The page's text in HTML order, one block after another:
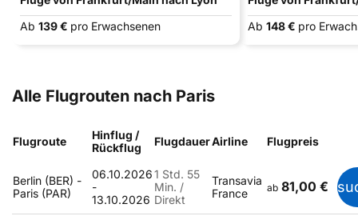
Ab 139 € pro Erwachsenen
Ab 148 € pro
Alle Flugrouten nach Paris
Flugroute
Hinflug /
Rückflug
FlugdauerAirline Flugpreis
Berlin (BER) -
Paris (PAR)
06.10.2026
-
13.10.2026
1 Std. 55
Min. /
Direkt
Transavia
France
ab 81,00 €